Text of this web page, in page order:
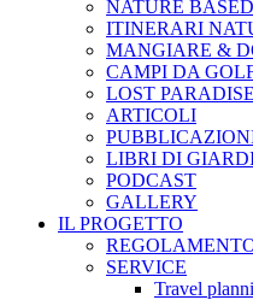
NATURE
ITINERARI
MANGIARE &
CAMPI DA
LOST PARADISE
ARTICOLI
LIBRI DI
PODCAST
GALLERY
IL PROGETTO
SERVICE
Travel